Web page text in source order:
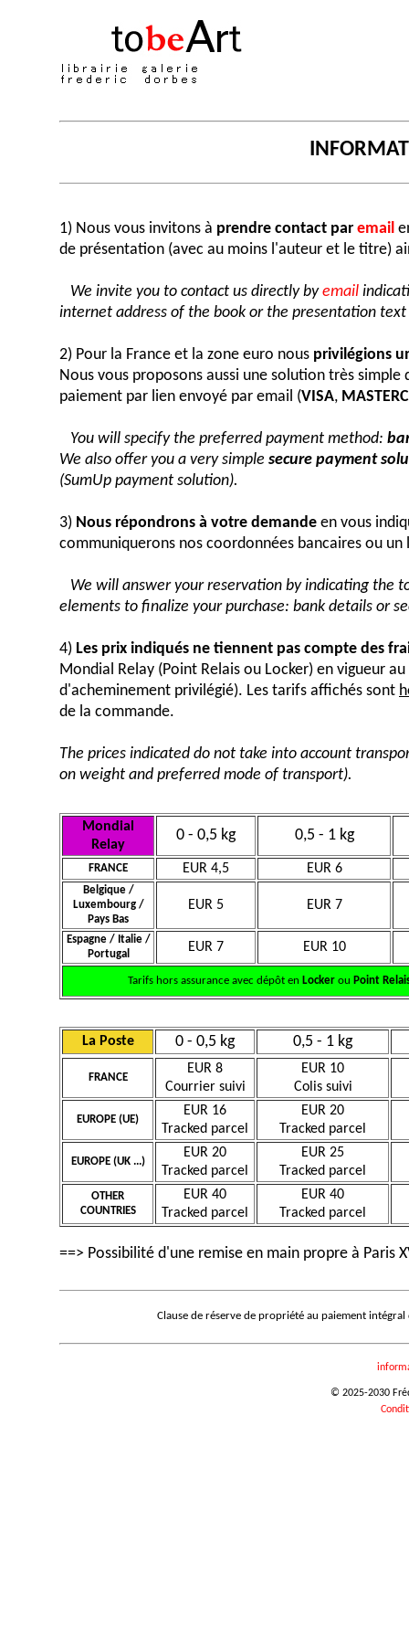
1) Nous vous invitons à prendre contact par email
de présentation (avec au moins l'auteur et le titre)
We invite you to contact us directly byemail
internet address of the book or the presentation
2) Pour la France et la zone euro nous privilégions
Nous vous proposons aussi une solution très simple
paiement par lien envoyé par email (VISA,
You will specify the preferred payment method:
We also offer you a very simple secure payment
(SumUp payment solution).
3) Nous répondrons à votre demande en vous
communiquerons nos coordonnées bancaires ou
We will answer your reservation by indicating the
elements to finalize your purchase: bank details or
4) Les prix indiqués ne tiennent pas compte des
Mondial Relay (Point Relais ou Locker) en vigueur
d'acheminement privilégié). Les tarifs affichés sont
de la commande.
The prices indicated do not take into account
on weight and preferred mode of transport).
Mondial
Relay
0 - 0,5 kg 0,5 - 1 kg
FRANCE EUR 4,5 EUR 6
Belgique /
Luxembourg /
Pays Bas
EUR 5 EUR 7
Espagne / Italie /
Portugal
EUR 7 EUR 10
Tarifs hors assurance avec dépôt en Lockerou Point
La Poste 0 - 0,5 kg 0,5 - 1 kg
FRANCE
EUR 8
Courrier suivi
EUR 10
Colis suivi
EUROPE (UE)
EUR 16
Tracked parcel
EUR 20
Tracked parcel
EUROPE (UK ...)
EUR 20
Tracked parcel
EUR 25
Tracked parcel
OTHER
COUNTRIES
EUR 40
Tracked parcel
EUR 40
Tracked parcel
==> Possibilité d'une remise en main propre à Paris
Clause de réserve de propriété au paiement
© 2025-2030